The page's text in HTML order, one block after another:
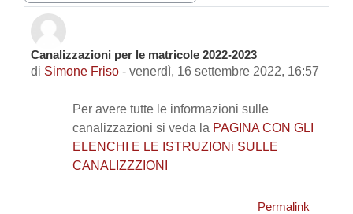
Canalizzazioni per le matricole 2022-2023
di Simone Friso - venerdì, 16 settembre 2022, 16:57
Numero di risposte: 0
Per avere tutte le informazioni sulle
canalizzazioni si veda la PAGINA CON GLI
ELENCHI E LE ISTRUZIONi SULLE
CANALIZZZIONI
Permalink